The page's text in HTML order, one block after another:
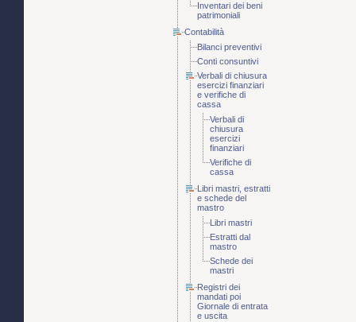
Inventari dei beni
patrimoniali
Contabilità
Bilanci preventivi
Conti consuntivi
Verbali di chiusura
esercizi finanziari
e verifiche di
cassa
Verbali di
chiusura
esercizi
finanziari
Verifiche di
cassa
Libri mastri, estratti
e schede del
mastro
Libri mastri
Estratti dal
mastro
Schede dei
mastri
Registri dei
mandati poi
Giornale di entrata
e uscita